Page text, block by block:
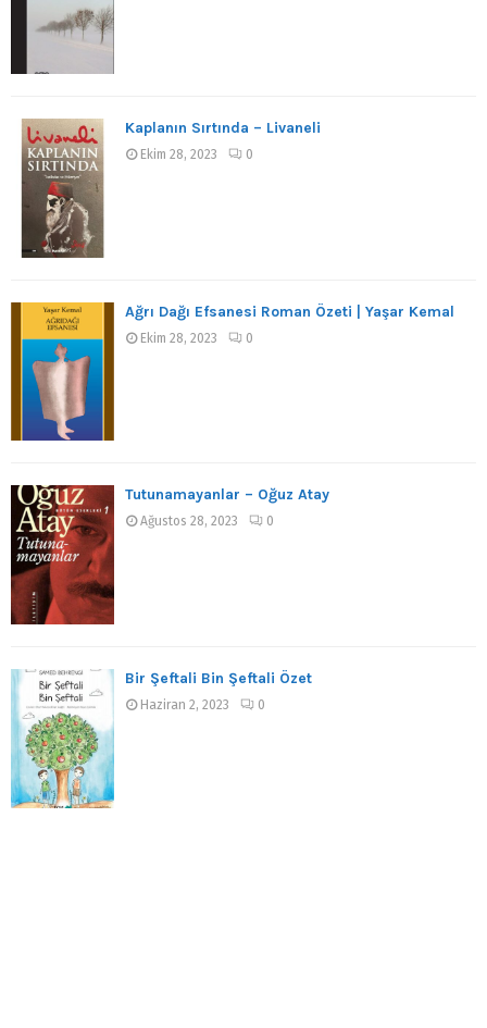
Kaplanın Sırtında – Livaneli
Ekim 28, 2023 0
Ağrı Dağı Efsanesi Roman Özeti | Yaşar Kemal
Ekim 28, 2023 0
Tutunamayanlar – Oğuz Atay
Ağustos 28, 2023 0
Bir Şeftali Bin Şeftali Özet
Haziran 2, 2023 0